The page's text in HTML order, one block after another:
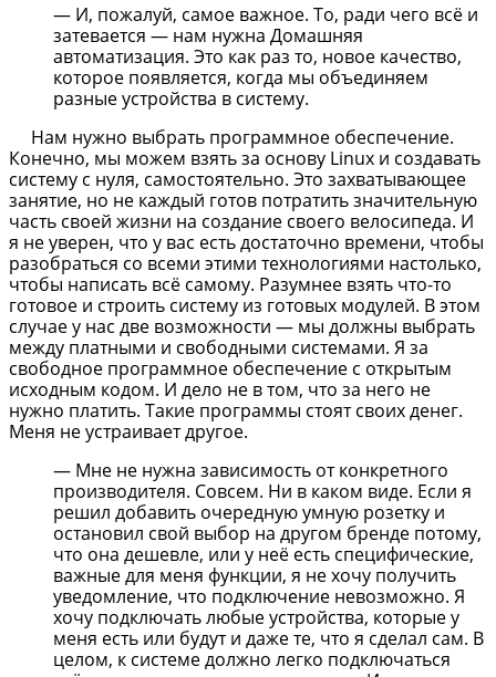
— И, пожалуй, самое важное. То, ради чего всё и
затевается — нам нужна Домашняя
автоматизация. Это как раз то, новое качество,
которое появляется, когда мы объединяем
разные устройства в систему.
Нам нужно выбрать программное обеспечение.
Конечно, мы можем взять за основу Linux и создавать
систему с нуля, самостоятельно. Это захватывающее
занятие, но не каждый готов потратить значительную
часть своей жизни на создание своего велосипеда. И
я не уверен, что у вас есть достаточно времени, чтобы
разобраться со всеми этими технологиями настолько,
чтобы написать всё самому. Разумнее взять что-то
готовое и строить систему из готовых модулей. В этом
случае у нас две возможности — мы должны выбрать
между платными и свободными системами. Я за
свободное программное обеспечение с открытым
исходным кодом. И дело не в том, что за него не
нужно платить. Такие программы стоят своих денег.
Меня не устраивает другое.
— Мне не нужна зависимость от конкретного
производителя. Совсем. Ни в каком виде. Если я
решил добавить очередную умную розетку и
остановил свой выбор на другом бренде потому,
что она дешевле, или у неё есть специфические,
важные для меня функции, я не хочу получить
уведомление, что подключение невозможно. Я
хочу подключать любые устройства, которые у
меня есть или будут и даже те, что я сделал сам. В
целом, к системе должно легко подключаться